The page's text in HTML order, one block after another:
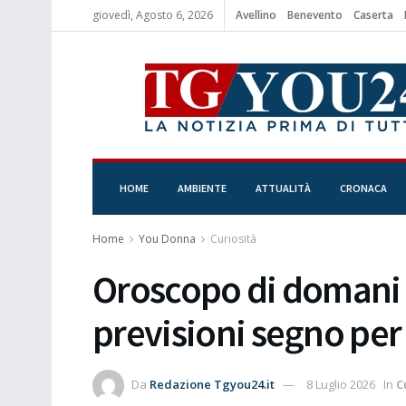
giovedì, Agosto 6, 2026 Avellino Benevento Caserta
HOME AMBIENTE ATTUALITÀ CRONACA
Home You Donna Curiosità
Oroscopo di
previsioni segno
Da Redazione Tgyou24.it 8 Luglio 2026 In